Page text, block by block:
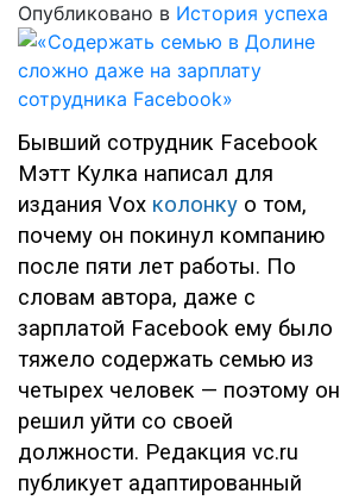
Опубликовано в История успеха
Бывший сотрудник Facebook
Мэтт Кулка написал для
издания Vox колонку о том,
почему он покинул компанию
после пяти лет работы. По
словам автора, даже с
зарплатой Facebook ему было
тяжело содержать семью из
четырех человек — поэтому он
решил уйти со своей
должности. Редакция vc.ru
публикует адаптированный